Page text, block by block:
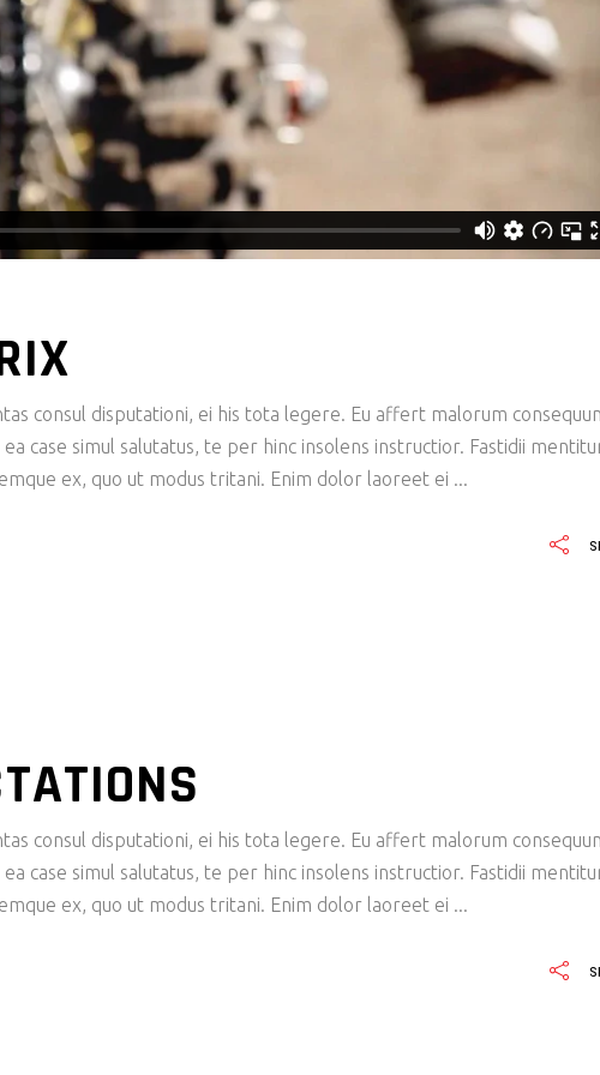
consul disputationi, ei his tota legere. Eu affert malorum
case simul salutatus, te per hinc insolens instructior. Fastidii
ex, quo ut modus tritani. Enim dolor laoreet ei
consul disputationi, ei his tota legere. Eu affert malorum
case simul salutatus, te per hinc insolens instructior. Fastidii
ex, quo ut modus tritani. Enim dolor laoreet ei